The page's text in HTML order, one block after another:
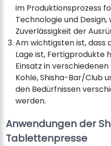
im Produktionsprozess
Technologie und
Zuverlässigkeit der
Am wichtigsten ist, dass
Lage ist, Fertigprodukte
Einsatz in
Kohle, Shisha-Bar/Club
den Bedürfnissen
werden.
Anwendungen der
Tablettenpresse